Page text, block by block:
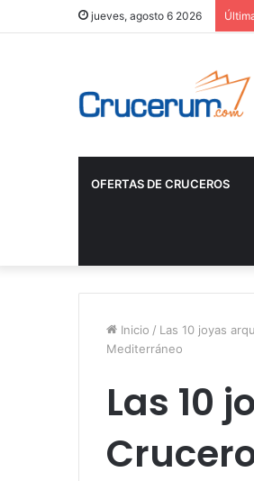
jueves, agosto 6 2026
OFERTAS DE CRUCEROS
Inicio / Las 10 joyas
Mediterráneo
Las 10